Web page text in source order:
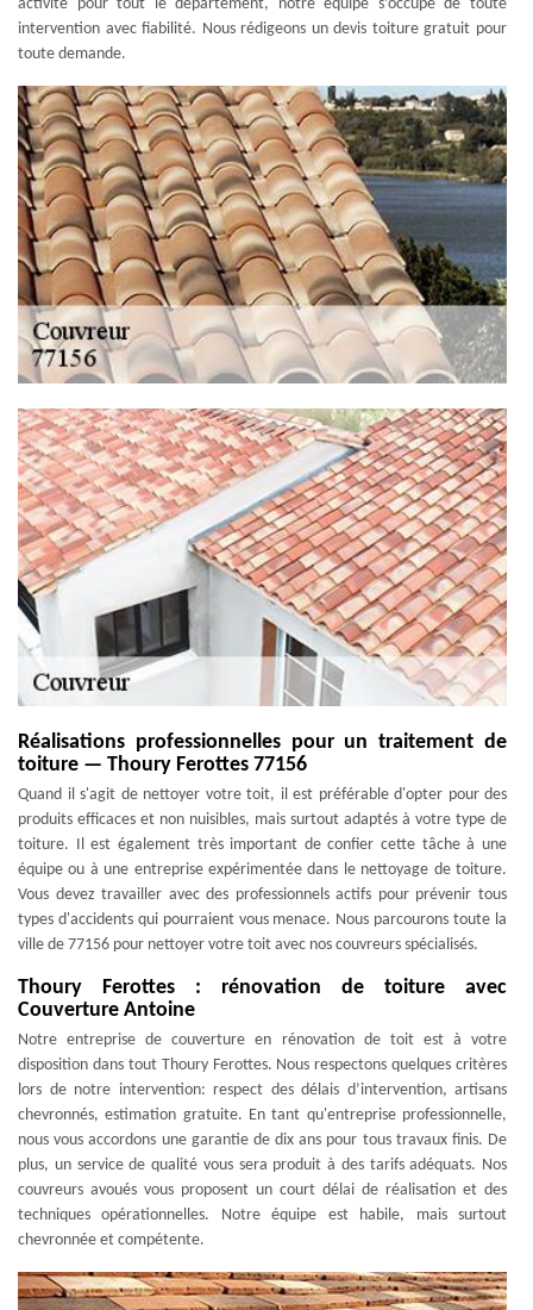
activité pour tout le département, notre équipe s’occupe de toute
intervention avec fiabilité. Nous rédigeons un devis toiture gratuit pour
toute demande.
Réalisations professionnelles pour un traitement de
toiture — Thoury Ferottes 77156
Quand il s'agit de nettoyer votre toit, il est préférable d'opter pour des
produits efficaces et non nuisibles, mais surtout adaptés à votre type de
toiture. Il est également très important de confier cette tâche à une
équipe ou à une entreprise expérimentée dans le nettoyage de toiture.
Vous devez travailler avec des professionnels actifs pour prévenir tous
types d'accidents qui pourraient vous menace. Nous parcourons toute la
ville de 77156 pour nettoyer votre toit avec nos couvreurs spécialisés.
Thoury Ferottes : rénovation de toiture avec
Couverture Antoine
Notre entreprise de couverture en rénovation de toit est à votre
disposition dans tout Thoury Ferottes. Nous respectons quelques critères
lors de notre intervention: respect des délais d’intervention, artisans
chevronnés, estimation gratuite. En tant qu'entreprise professionnelle,
nous vous accordons une garantie de dix ans pour tous travaux finis. De
plus, un service de qualité vous sera produit à des tarifs adéquats. Nos
couvreurs avoués vous proposent un court délai de réalisation et des
techniques opérationnelles. Notre équipe est habile, mais surtout
chevronnée et compétente.